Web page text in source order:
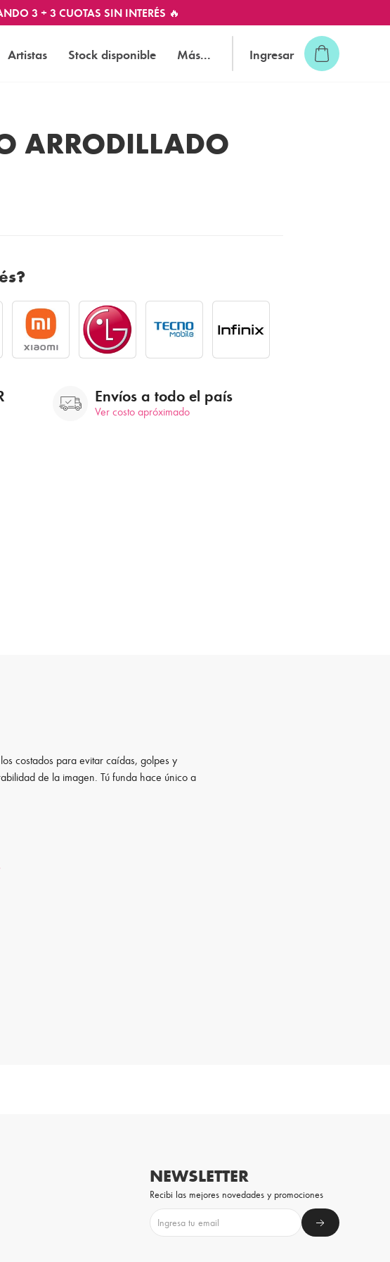
3 + 3 CUOTAS SIN INTERÉS 🔥
Artistas Stock disponible Más... Ingresar
ARRODILLADO
Envíos a todo el país
Ver costo apróximado
costados para evitar caídas, golpes y
de la imagen. Tú funda hace único a
NEWSLETTER
Recibi las mejores novedades y promociones